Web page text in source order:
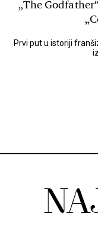
„The
Prvi put u istoriji